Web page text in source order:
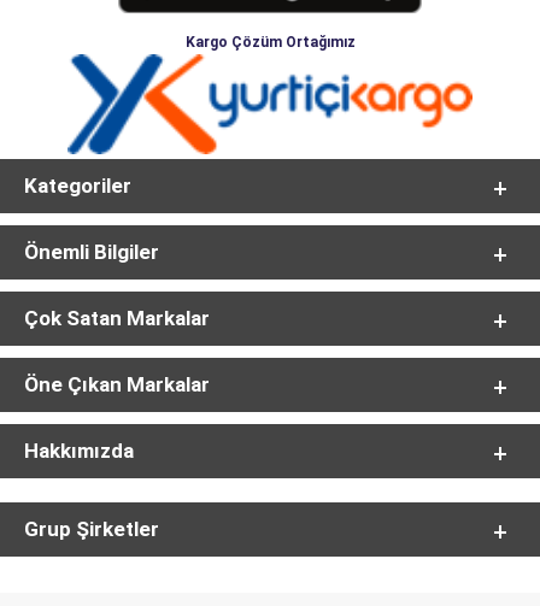
Kargo Çözüm Ortağımız
Kategoriler
Önemli Bilgiler
Çok Satan Markalar
Öne Çıkan Markalar
Hakkımızda
Grup Şirketler